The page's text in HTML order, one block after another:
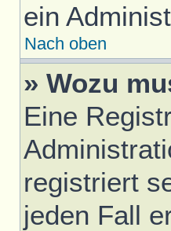
ein
Nach oben
» Wozu
Eine
registriert
jeden Fall